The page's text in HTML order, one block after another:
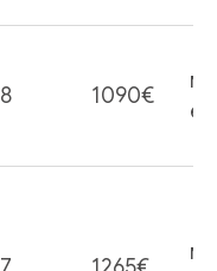
8 1090€